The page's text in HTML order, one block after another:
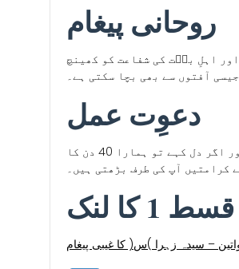
روحانی پیغام
اﮨﻞِ بیؑت کی شفاعت کو کھینچ
آفتوں سے بھی بچا سکتی ہے۔
دعوِت عمل
کیا آپ بھی کسی بیماری یا پریشانی میں مبتال ہیں؟ زیارت عاشورہ کا یہ 10 دن کا مجرب عمل ضرور کریں۔ اور اگر دل کہے تو ہمارا 40 دن کا
کرامتیں آپ کی طرف بڑھتی ہیں۔
– سیدہ زہرا )س( کا غیبی پیغام